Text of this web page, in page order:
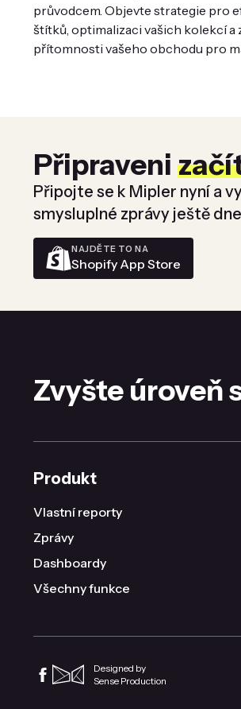
průvodcem. Objevte strategie pro
štítků, optimalizaci vašich kolekcí a
přítomnosti vašeho obchodu pro
Připraveni
Připojte se k Mipler nyní a
smysluplné zprávy ještě
NAJDĚTE TO NA
Shopify App Store
Zvyšte úroveň
Produkt
Vlastní reporty
Zprávy
Dashboardy
Všechny funkce
Designed by
Sense Production